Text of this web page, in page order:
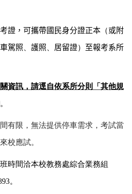
證，可攜帶國民身分證正本 （或附
駕照 護照 居留證） 至報考系所
資訊，請逕自依系所分則「其他規
。
有限，無法提供停車需求，考試當
校應試。
時間洽本校教務處綜合業務組
。